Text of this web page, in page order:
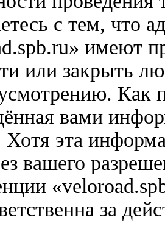
с тем, что
имеют
или закрыть
Как
вами
эта
вашего
за